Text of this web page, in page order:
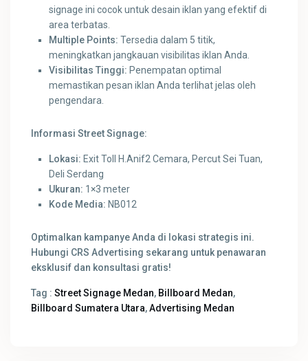
signage ini cocok untuk desain iklan yang efektif di
area terbatas.
Multiple Points: Tersedia dalam 5 titik,
meningkatkan jangkauan visibilitas iklan Anda.
Visibilitas Tinggi: Penempatan optimal
memastikan pesan iklan Anda terlihat jelas oleh
pengendara.
Informasi Street Signage:
Lokasi: Exit Toll H.Anif2 Cemara, Percut Sei Tuan,
Deli Serdang
Ukuran: 1×3 meter
Kode Media: NB012
Optimalkan kampanye Anda di lokasi strategis ini.
Hubungi CRS Advertising sekarang untuk penawaran
eksklusif dan konsultasi gratis!
Tag :Street Signage Medan, Billboard Medan,
Billboard Sumatera Utara,Advertising Medan